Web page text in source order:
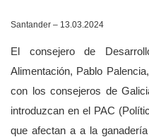
Santander – 13.03.2024
El consejero de
Alimentación, Pablo
con los consejeros de
introduzcan en el PAC
que afectan a a la